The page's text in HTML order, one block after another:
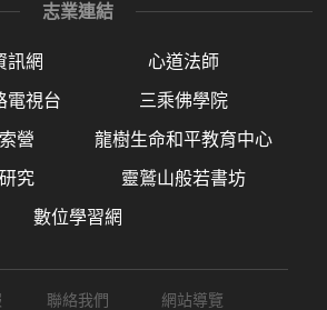
志業連結
訊網 心道法師
電視台 三乘佛學院
營 龍樹生命和平教育中心
究 靈鷲山般若書坊
數位學習網
聯絡我們
網站導覽